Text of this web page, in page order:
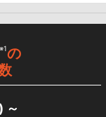
※1の
～